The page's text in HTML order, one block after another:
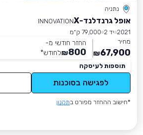
נתניה
אופל גרנדלנד-X
INNOVATION
2021 יד 2
79,000 ק״מ
מחיר
67,900
₪
החזר חודשי מ-
800
₪לחודש*
תוספות לעיסקה
לפגישה בסוכנות
*חישוב ההחזר מפורט בתקנון